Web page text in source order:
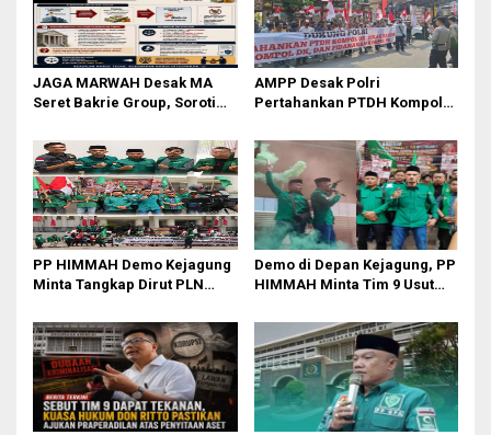
JAGA MARWAH Desak MA
Seret Bakrie Group, Soroti
PET
AMPP Desak Polri
Pertahankan PTDH Kompol
PP HIMMAH Demo Kejagung
Minta Tangkap Dirut PLN
Demo di Depan Kejagung, PP
HIMMAH Minta Tim 9 Usut
Kasus Febrie Adriansyah